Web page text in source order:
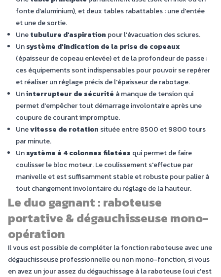
fonte d'aluminium), et deux tables rabattables : une d'entée
et une de sortie.
Unetubulure d'aspiration pour l'évacuation des sciures.
Unsystème d'indication de la prise de copeaux
(épaisseur de copeau enlevée) et de la profondeur de passe :
ces équipements sont indispensables pour pouvoir se repérer
et réaliser un réglage précis de l'épaisseur de rabotage.
Uninterrupteur de sécurité à manque de tension qui
permet d'empêcher tout démarrage involontaire après une
coupure de courant impromptue.
Unevitesse de rotation située entre 8500 et 9800 tours
par minute.
Unsystème à 4 colonnes filetées qui permet de faire
coulisser le bloc moteur. Le coulissement s'effectue par
manivelle et est suffisamment stable et robuste pour palier à
tout changement involontaire du réglage de la hauteur.
Le duo gagnant : raboteuse
portative & dégauchisseuse mono-
opération
Il vous est possible de compléter la fonction raboteuse avec une
dégauchisseuse professionnelle ou non mono-fonction, si vous
en avez un jour assez du dégauchissage à la raboteuse (oui c'est